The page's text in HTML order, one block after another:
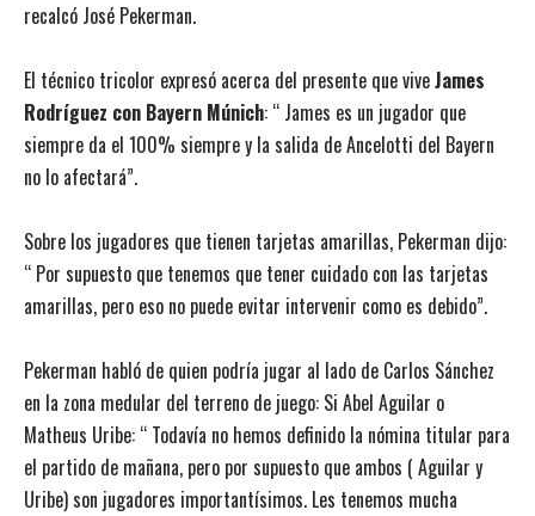
recalcó José Pekerman.
El técnico tricolor expresó acerca del presente que viveJames
Rodríguez con Bayern Múnich: “ James es un jugador que
siempre da el 100% siempre y la salida de Ancelotti del Bayern
no lo afectará”.
Sobre los jugadores que tienen tarjetas amarillas, Pekerman dijo:
“ Por supuesto que tenemos que tener cuidado con las tarjetas
amarillas, pero eso no puede evitar intervenir como es debido”.
Pekerman habló de quien podría jugar al lado de Carlos Sánchez
en la zona medular del terreno de juego: Si Abel Aguilar o
Matheus Uribe: “ Todavía no hemos definido la nómina titular para
el partido de mañana, pero por supuesto que ambos ( Aguilar y
Uribe) son jugadores importantísimos. Les tenemos mucha